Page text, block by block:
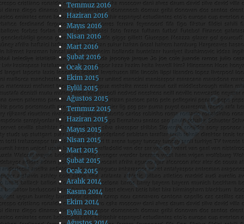
Temmuz 2016
Haziran 2016
Mayıs 2016
Nisan 2016
Mart 2016
Şubat 2016
Ocak 2016
Ekim 2015
Eylül 2015
Ağustos 2015
Temmuz 2015
Haziran 2015
Mayıs 2015
Nisan 2015
Mart 2015
Şubat 2015
Ocak 2015
Aralık 2014
Kasım 2014
Ekim 2014
Eylül 2014